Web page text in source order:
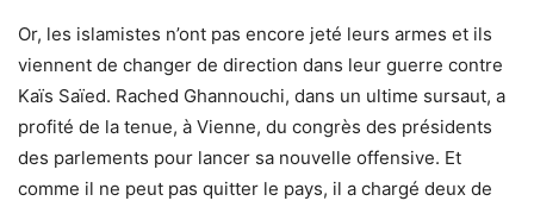
Or, les islamistes n’ont pas encore jeté leurs armes et ils
viennent de changer de direction dans leur guerre contre
Kaïs Saïed. Rached Ghannouchi, dans un ultime sursaut, a
profité de la tenue, à Vienne, du congrès des présidents
des parlements pour lancer sa nouvelle offensive. Et
comme il ne peut pas quitter le pays, il a chargé deux de